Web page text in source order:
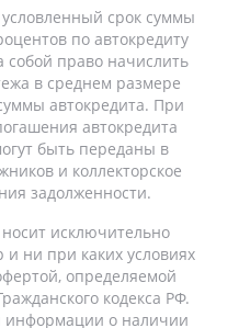
срок суммы
по автокредиту
собой право начислить
в среднем размере
автокредита. При
автокредита
быть переданы в
и коллекторское
задолженности.
исключительно
ни при каких условиях
определяемой
кодекса РФ.
информации о наличии